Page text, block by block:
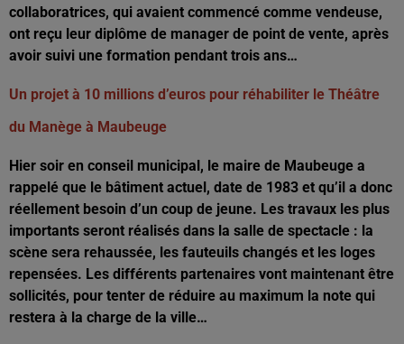
collaboratrices, qui avaient commencé comme vendeuse,
ont reçu leur diplôme de manager de point de vente, après
avoir suivi une formation pendant trois ans…
Un projet à 10 millions d’euros pour réhabiliter le Théâtre
du Manège à Maubeuge
Hier soir en conseil municipal, le maire de Maubeuge a
rappelé que le bâtiment actuel, date de 1983 et qu’il a donc
réellement besoin d’un coup de jeune. Les travaux les plus
importants seront réalisés dans la salle de spectacle : la
scène sera rehaussée, les fauteuils changés et les loges
repensées. Les différents partenaires vont maintenant être
sollicités, pour tenter de réduire au maximum la note qui
restera à la charge de la ville…